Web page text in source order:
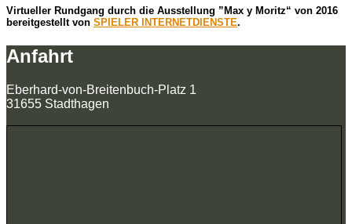
Virtueller Rundgang durch die Ausstellung ”Max y Moritz“ von 2016
bereitgestellt von SPIELER INTERNETDIENSTE.
Anfahrt
Eberhard-von-Breitenbuch-Platz 1
31655 Stadthagen